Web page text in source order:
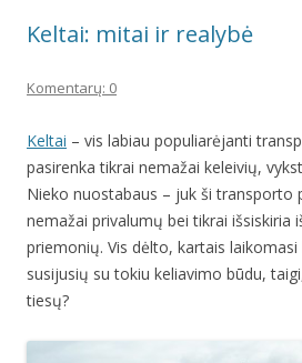
Keltai: mitai ir realybė
Komentarų: 0
Keltai – vis labiau populiarėjanti
pasirenka tikrai nemažai keleivių,
Nieko nuostabaus – juk ši transporto
nemažai privalumų bei tikrai išsiskiria
priemonių. Vis dėlto, kartais
susijusių su tokiu keliavimo būdu,
tiesų?